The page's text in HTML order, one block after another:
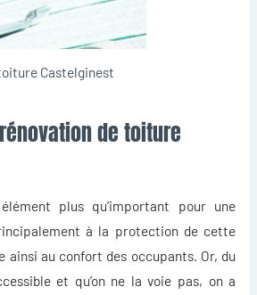
Castelginest
de toiture
plus qu’important pour une
à la protection de cette
ainsi au confort des occupants. Or, du
et qu’on ne la voie pas, on a